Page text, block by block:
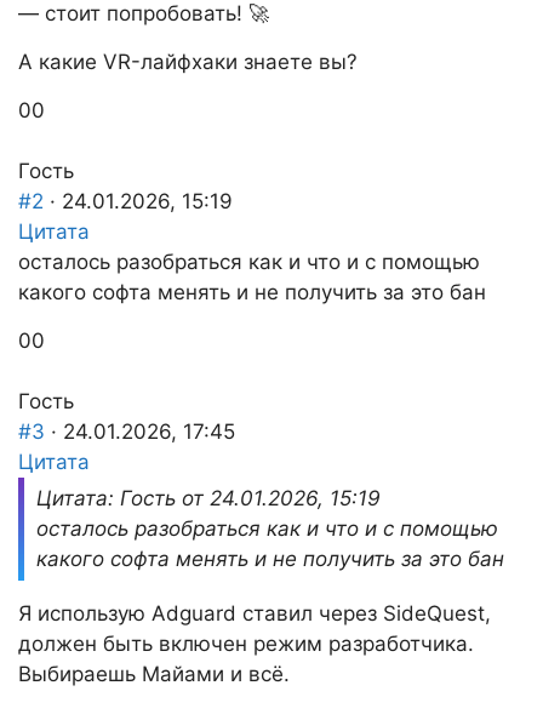
— стоит попробовать! 🚀
А какие VR-лайфхаки знаете вы?
Голосуйте
палец
вниз.
0Голосуйте
палец
вверх.
0
Гость
#2 · 24.01.2026, 15:19
Цитата
осталось разобраться как и что и с помощью
какого софта менять и не получить за это бан
Голосуйте
палец
вниз.
0Голосуйте
палец
вверх.
0
Гость
#3 · 24.01.2026, 17:45
Цитата
Цитата: Гость от 24.01.2026, 15:19
осталось разобраться как и что и с помощью
какого софта менять и не получить за это бан
Я использую Adguard ставил через SideQuest,
должен быть включен режим разработчика.
Выбираешь Майами и всё.